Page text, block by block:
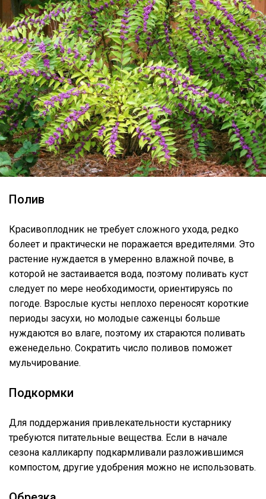
Полив
Красивоплодник не требует сложного ухода, редко
болеет и практически не поражается вредителями. Это
растение нуждается в умеренно влажной почве, в
которой не застаивается вода, поэтому поливать куст
следует по мере необходимости, ориентируясь по
погоде. Взрослые кусты неплохо переносят короткие
периоды засухи, но молодые саженцы больше
нуждаются во влаге, поэтому их стараются поливать
еженедельно. Сократить число поливов поможет
мульчирование.
Подкормки
Для поддержания привлекательности кустарнику
требуются питательные вещества. Если в начале
сезона калликарпу подкармливали разложившимся
компостом, другие удобрения можно не использовать.